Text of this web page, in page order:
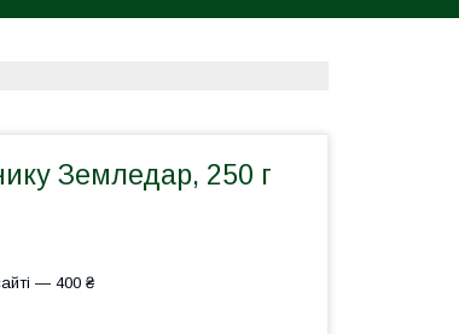
Земледар, 250 г
— 400 ₴